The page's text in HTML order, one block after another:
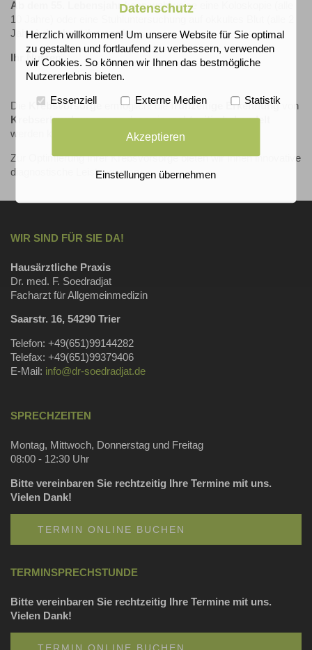
Ab dem 55. Lebensjahrkann wahlweise eine Koloskopie (alle
10 Jahre) oder eine Stuhluntersuchung auf okkultes Blut (alle 2
Jahre) durchgeführt werden.
Ihr Nutzen
Die Krebsvorsorge ermöglicht diefrühzeitige Erkennung
von
Krebse
rkrankungen,so dass sierechtzeitig behandelt
werden können.
Zur Optimierung Ihrer Krebsvorsorge bieten wir Ihnen innovative
diagnostische Leistungen an.
WIR SIND FÜR SIE DA!
Hausärztliche Praxis
Dr. med. F. Soedradjat
Facharzt für Allgemeinmedizin
Saarstr. 16, 54290 Trier
Telefon: +49(651)99144282
Telefax: +49(651)99379406
E-Mail: info@dr-soedradjat.de
SPRECHZEITEN
Montag, Mittwoch, Donnerstag und Freitag
08:00 - 12:30 Uhr
Bitte vereinbaren Sie rechtzeitig Ihre Termine mit uns.
Vielen Dank!
TERMIN ONLINE BUCHEN
TERMINSPRECHSTUNDE
Bitte vereinbaren Sie rechtzeitig Ihre Termine mit uns.
Vielen Dank!
Datenschutz
Herzlich willkommen! Um unsere Website für Sie optimal
zu gestalten und fortlaufend zu verbessern, verwenden
wir Cookies. So können wir Ihnen das bestmögliche
Nutzererlebnis bieten.
Essenziell Externe Medien Statistik
Akzeptieren
Einstellungen übernehmen